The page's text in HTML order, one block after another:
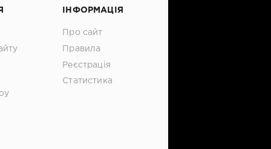
ІНФОРМАЦІЯ
Про сайт
Правила
Реєстрація
Статистика